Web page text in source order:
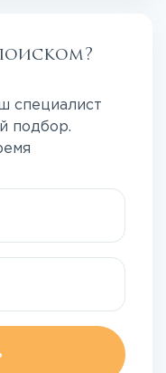
специалист
подбор.